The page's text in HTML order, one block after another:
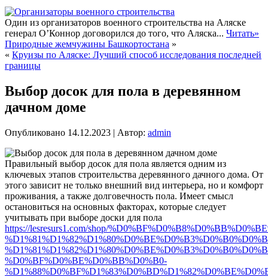
Один из организаторов военного строительства на Аляске
генерал О’Коннор договорился до того, что Аляска... Читать»
Природные жемчужины Башкортостана »
« Круизы по Аляске: Лучший способ исследования последней
границы
Выбор досок для пола в деревянном
дачном доме
Опубликовано 14.12.2023 | Автор: admin
Правильный выбор досок для пола является одним из
ключевых этапов строительства деревянного дачного дома. От
этого зависит не только внешний вид интерьера, но и комфорт
проживания, а также долговечность пола. Имеет смысл
остановиться на основных факторах, которые следует
учитывать при выборе доски для пола
https://lesresurs1.com/shop/
%D0%BF%D0%BE%D0%BB%D0%B0-